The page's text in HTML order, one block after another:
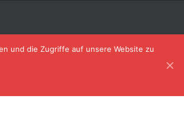
und die Zugriffe auf unsere Website zu